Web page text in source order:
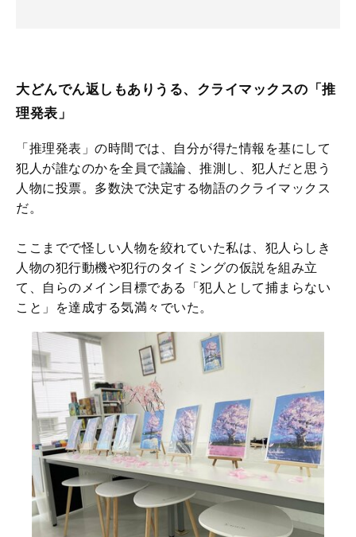
大どんでん返しもありうる、クライマックスの「推
理発表」
「推理発表」の時間では、自分が得た情報を基にして
犯人が誰なのかを全員で議論、推測し、犯人だと思う
人物に投票。多数決で決定する物語のクライマックス
だ。
ここまでで怪しい人物を絞れていた私は、犯人らしき
人物の犯行動機や犯行のタイミングの仮説を組み立
て、自らのメイン目標である「犯人として捕まらない
こと」を達成する気満々でいた。